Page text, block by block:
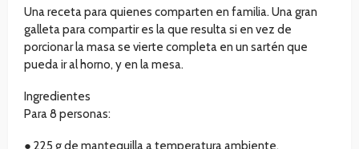
Una receta para quienes comparten en familia. Una gran
galleta para compartir es la que resulta si en vez de
porcionar la masa se vierte completa en un sartén que
pueda ir al horno, y en la mesa.
Ingredientes
Para 8 personas:
● 225 g de mantequilla a temperatura ambiente.